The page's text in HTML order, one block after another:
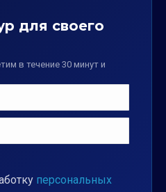
для своего
в течение 30 минут и
персональных